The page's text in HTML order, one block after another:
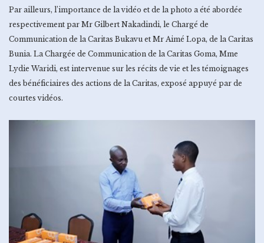
Par ailleurs, l’importance de la vidéo et de la photo a été abordée
respectivement par Mr Gilbert Nakadindi, le Chargé de
Communication de la Caritas Bukavu et Mr Aimé Lopa, de la Caritas
Bunia. La Chargée de Communication de la Caritas Goma, Mme
Lydie Waridi, est intervenue sur les récits de vie et les témoignages
des bénéficiaires des actions de la Caritas, exposé appuyé par de
courtes vidéos.